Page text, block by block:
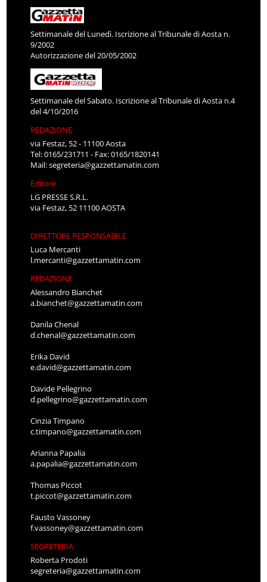
Settimanale del Lunedì. Iscrizione al Tribunale di Aosta n.
9/2002
Autorizzazione del 20/05/2002
Settimanale del Sabato. Iscrizione al Tribunale di Aosta n.4
del 4/10/2016
REDAZIONE
via Festaz, 52 - 11100 Aosta
Tel: 0165/231711 - Fax: 0165/1820141
Mail:segreteria@gazzettamatin.com
Editore
LG PRESSE S.R.L.
via Festaz, 52 11100 AOSTA
DIRETTORE RESPONSABILE
Luca Mercanti
l.mercanti@gazzettamatin.com
REDAZIONE
Alessandro Bianchet
a.bianchet@gazzettamatin.com
Danila Chenal
d.chenal@gazzettamatin.com
Erika David
e.david@gazzettamatin.com
Davide Pellegrino
d.pellegrino@gazzettamatin.com
Cinzia Timpano
c.timpano@gazzettamatin.com
Arianna Papalia
a.papalia@gazzettamatin.com
Thomas Piccot
t.piccot@gazzettamatin.com
Fausto Vassoney
f.vassoney@gazzettamatin.com
SEGRETERIA
Roberta Prodoti
segreteria@gazzettamatin.com